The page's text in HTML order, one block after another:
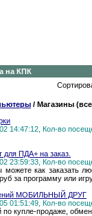
на КПК
/ Магазины
14:47:12, Кол-во
ПДА+ на заказ.
23:59:33, Кол-во
как заказать
за программу или
МОБИЛЬНЫЙ ДРУГ
01:51:49, Кол-во
по купле-продаже,